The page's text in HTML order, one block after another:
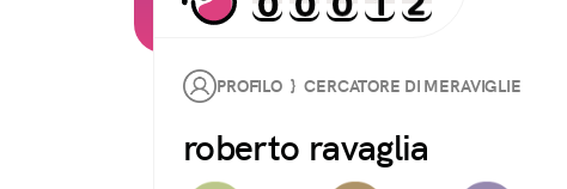
PROFILO } CERCATORE DI MERAVIGLIE
roberto ravaglia